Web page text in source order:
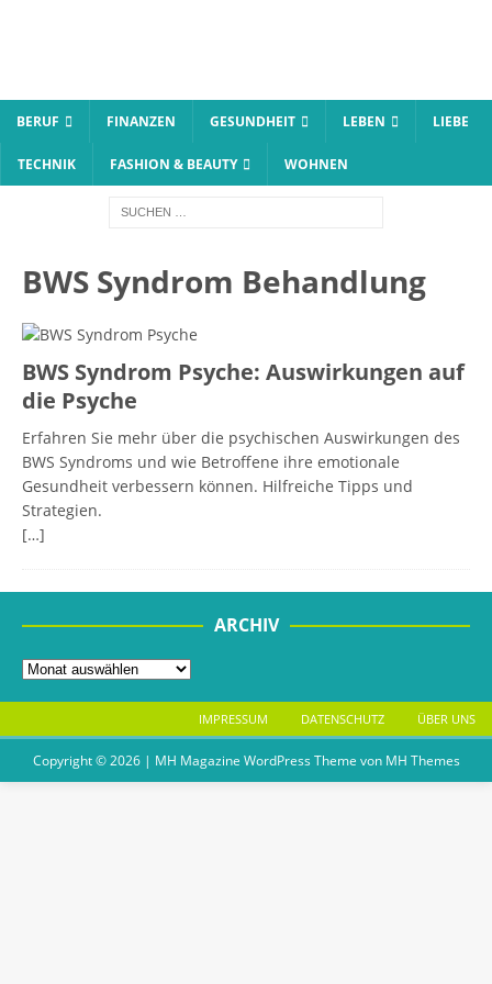
BERUF FINANZEN GESUNDHEIT LEBEN LIEBE
TECHNIK FASHION & BEAUTY WOHNEN
BWS Syndrom Behandlung
BWS Syndrom Psyche: Auswirkungen auf
die Psyche
Erfahren Sie mehr über die psychischen Auswirkungen des
BWS Syndroms und wie Betroffene ihre emotionale
Gesundheit verbessern können. Hilfreiche Tipps und
Strategien.
[…]
ARCHIV
IMPRESSUM DATENSCHUTZ ÜBER UNS
Copyright © 2026 | MH Magazine WordPress Theme von MH Themes